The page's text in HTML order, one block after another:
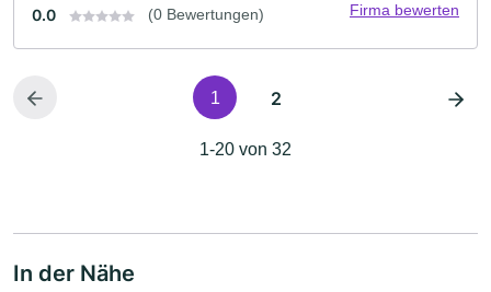
0.0 (0 Bewertungen) Firma bewerten
1 2
1-20 von 32
In der Nähe